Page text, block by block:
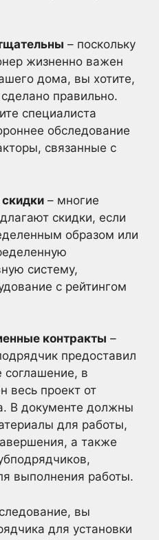
– поскольку
жизненно важен
дома, вы хотите,
правильно.
специалиста
обследование
связанные с
– многие
скидки, если
образом или
систему,
с рейтингом
контракты –
предоставил
соглашение, в
весь проект от
В документе должны
для работы,
а также
выполнения работы.
вы
для установки